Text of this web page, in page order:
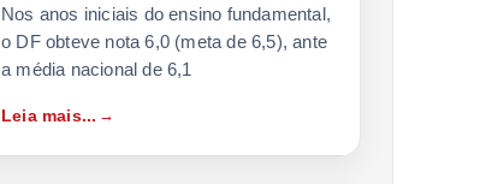
Nos anos iniciais do ensino fundamental,
o DF obteve nota 6,0 (meta de 6,5), ante
a média nacional de 6,1
Leia mais...